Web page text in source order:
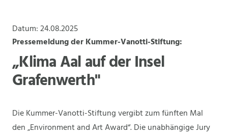
Datum: 24.08.2025
Pressemeldung der Kummer-Vanotti-Stiftung:
„Klima Aal auf der Insel
Grafenwerth"
Die Kummer-Vanotti-Stiftung vergibt zum fünften Mal
den „Environment and Art Award“. Die unabhängige Jury